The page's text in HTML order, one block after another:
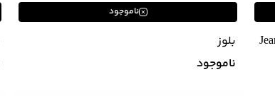
ناموجود
بلوز
ناموجود